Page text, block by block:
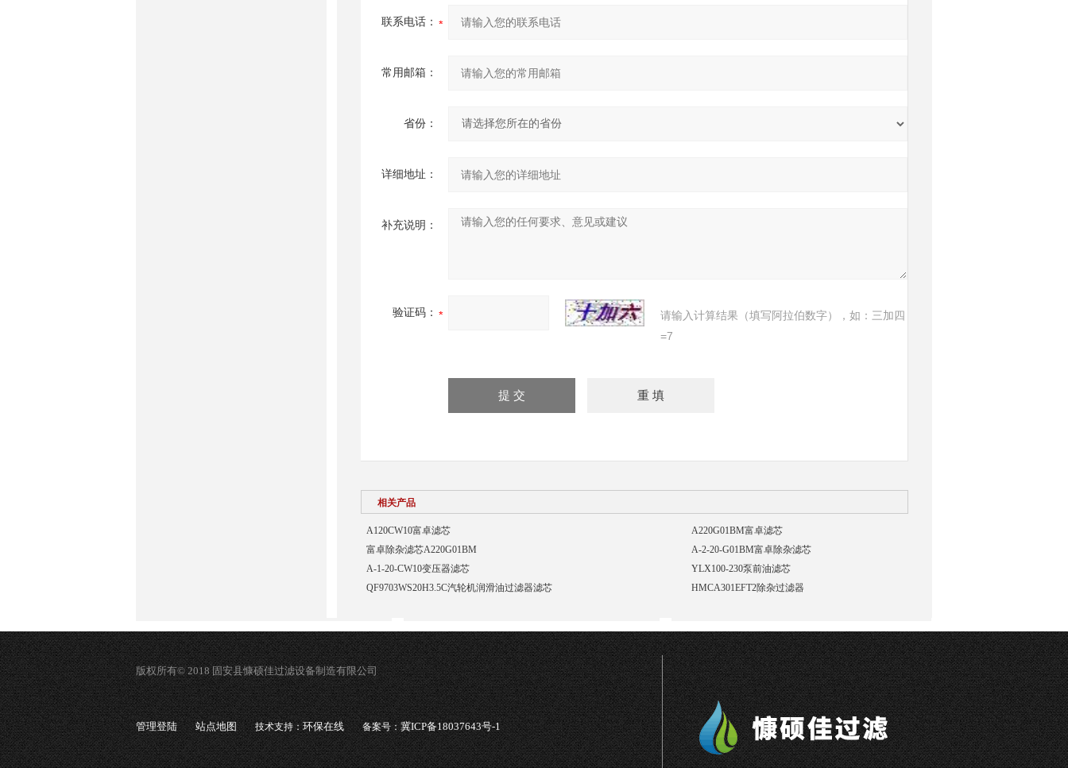
联系电话：
常用邮箱：
省份：
详细地址：
补充说明：
验证码：
请输入计算结果（填写阿拉伯数字），如：三加四
=7
相关产品
A120CW10富卓滤芯
A220G01BM富卓滤芯
富卓除杂滤芯A220G01BM
A-2-20-G01BM富卓除杂滤芯
A-1-20-CW10变压器滤芯
YLX100-230泵前油滤芯
QF9703WS20H3.5C汽轮机润滑油过滤器滤芯
HMCA301EFT2除杂过滤器
版权所有© 2018 固安县慷硕佳过滤设备制造有限公司
管理登陆 站点地图 技术支持：环保在线 备案号：冀ICP备18037643号-1